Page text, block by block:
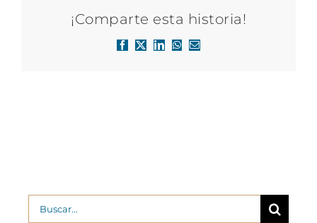
¡Comparte esta historia!
Facebook
X LinkedInWhatsApp
Correo
Buscar: